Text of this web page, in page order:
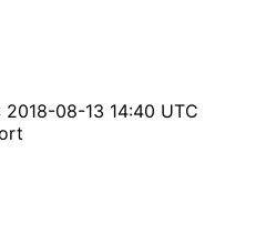
2018-08-13 14:40 UTC